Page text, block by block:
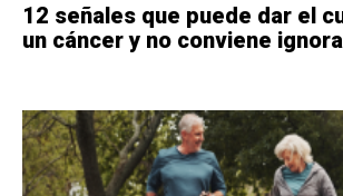
12 señales que puede dar el
un cáncer y no conviene